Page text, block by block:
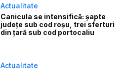
Actualitate
Canicula se intensifică: șapte
județe sub cod roșu, trei sferturi
din țară sub cod portocaliu
Actualitate